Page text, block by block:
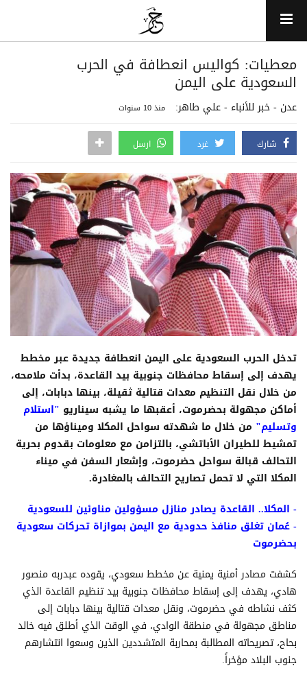
معطيات: كواليس انعطافة في الحرب
السعودية على اليمن
عدن - خبر للأنباء - علي طاهر: منذ 10 سنوات
شارك غرد ارسل
تدخل الحرب السعودية على اليمن انعطافة جديدة عبر مخطط
يهدف إلى إسقاط محافظات جنوبية بيد القاعدة، بدأت ملامحه،
من خلال نقل التنظيم معدات قتالية ثقيلة، بينها دبابات، إلى
أماكن مجهولة بحضرموت، أعقبها ما يشبه سيناريو "استلام
وتسليم" من خلال ما شهدته سواحل المكلا وميناؤها من
تمشيط للطيران الأباتشي، بالتزامن مع معلومات بقدوم بحرية
التحالف قبالة سواحل حضرموت، وإشعار السفن في ميناء
المكلا التي لا تحمل تصاريح التحالف بالمغادرة.
- المكلا.. القاعدة يصادر منازل مسؤولين مناوئين للسعودية
- عُمان تغلق منافذ حدودية مع اليمن بموازاة تحركات سعودية
بحضرموت
كشفت مصادر أمنية يمنية عن مخطط سعودي، يقوده عبدربه منصور
هادي، يهدف إلى إسقاط محافظات جنوبية بيد تنظيم القاعدة الذي
كثف نشاطه في حضرموت، ونقل معدات قتالية بينها دبابات إلى
مناطق مجهولة في منطقة الوادي، في الوقت الذي أطلق فيه خالد
بحاح، تصريحاته المطالبة بمحاربة المتشددين الذين وسعوا انتشارهم
جنوب البلاد مؤخراً.